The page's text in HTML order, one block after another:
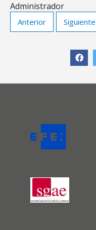
Administrador
Anterior Siguiente